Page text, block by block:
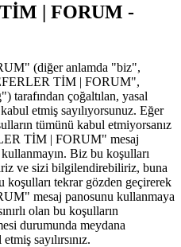
| FORUM -
(diğer anlamda "biz",
TİM | FORUM",
tarafından çoğaltılan, yasal
etmiş sayılıyorsunuz. Eğer
tümünü kabul etmiyorsanız
TİM | FORUM" mesaj
Biz bu koşulları
ve sizi bilgilendirebiliriz, buna
tekrar gözden geçirerek
mesaj panosunu kullanmaya
olan bu koşulların
durumunda meydana
sayılırsınız.